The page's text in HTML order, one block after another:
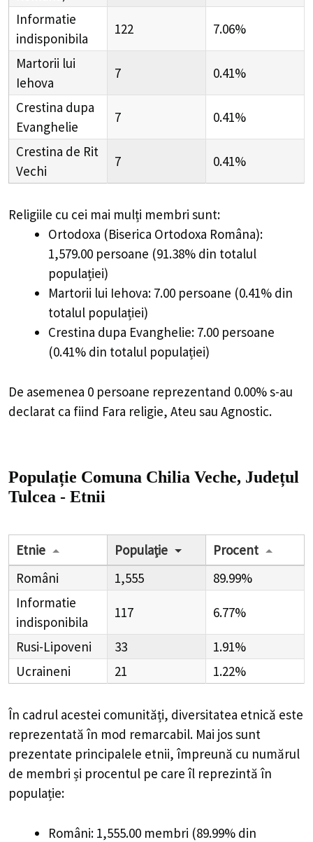
Informatie
indisponibila
122 7.06%
Martorii lui
Iehova
7 0.41%
Crestina dupa
Evanghelie
7 0.41%
Crestina de Rit
Vechi
7 0.41%
Religiile cu cei mai mulți membri sunt:
Ortodoxa (Biserica Ortodoxa Româna):
1,579.00 persoane (91.38% din totalul
populației)
Martorii lui Iehova: 7.00 persoane (0.41% din
totalul populației)
Crestina dupa Evanghelie: 7.00 persoane
(0.41% din totalul populației)
De asemenea 0 persoane reprezentand 0.00% s-au
declarat ca fiind Fara religie, Ateu sau Agnostic.
Populație Comuna Chilia Veche, Județul
Tulcea - Etnii
Etnie Populație
Procent
Români
1,555
89.99%
Informatie
indisponibila
117 6.77%
Rusi-Lipoveni 33
1.91%
Ucraineni
21 1.22%
În cadrul acestei comunități, diversitatea etnică este
reprezentată în mod remarcabil. Mai jos sunt
prezentate principalele etnii, împreună cu numărul
de membri și procentul pe care îl reprezintă în
populație:
Români: 1,555.00 membri (89.99% din